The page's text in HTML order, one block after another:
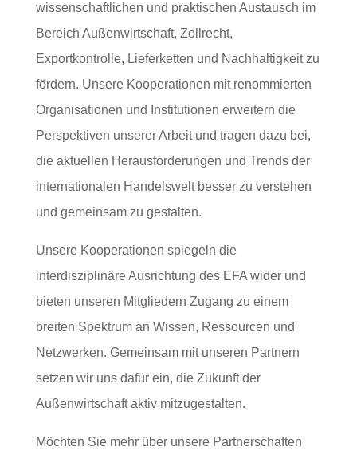
wissenschaftlichen und praktischen Austausch im
Bereich Außenwirtschaft, Zollrecht,
Exportkontrolle, Lieferketten und Nachhaltigkeit zu
fördern. Unsere Kooperationen mit renommierten
Organisationen und Institutionen erweitern die
Perspektiven unserer Arbeit und tragen dazu bei,
die aktuellen Herausforderungen und Trends der
internationalen Handelswelt besser zu verstehen
und gemeinsam zu gestalten.
Unsere Kooperationen spiegeln die
interdisziplinäre Ausrichtung des EFA wider und
bieten unseren Mitgliedern Zugang zu einem
breiten Spektrum an Wissen, Ressourcen und
Netzwerken. Gemeinsam mit unseren Partnern
setzen wir uns dafür ein, die Zukunft der
Außenwirtschaft aktiv mitzugestalten.
Möchten Sie mehr über unsere Partnerschaften